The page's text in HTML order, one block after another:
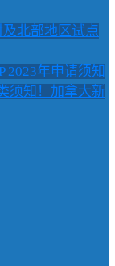
及北部地区试点
2023年申请须知
须知！加拿大新